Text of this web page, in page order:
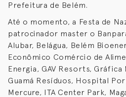
Prefeitura de Belém.
Até o momento, a Festa de
patrocinador master o
Alubar, Belágua, Belém
Econômico Comércio de
Energia, GAV Resorts,
Guamá Resíduos, Hospital
Mercure, ITA Center Park,